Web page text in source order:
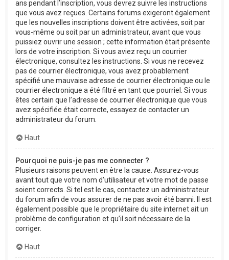
ans pendant l’inscription, vous devrez suivre les instructions
que vous avez reçues. Certains forums exigeront également
que les nouvelles inscriptions doivent être activées, soit par
vous-même ou soit par un administrateur, avant que vous
puissiez ouvrir une session ; cette information était présente
lors de votre inscription. Si vous aviez reçu un courrier
électronique, consultez les instructions. Si vous ne recevez
pas de courrier électronique, vous avez probablement
spécifié une mauvaise adresse de courrier électronique ou le
courrier électronique a été filtré en tant que pourriel. Si vous
êtes certain que l’adresse de courrier électronique que vous
avez spécifiée était correcte, essayez de contacter un
administrateur du forum.
Haut
Pourquoi ne puis-je pas me connecter ?
Plusieurs raisons peuvent en être la cause. Assurez-vous
avant tout que votre nom d’utilisateur et votre mot de passe
soient corrects. Si tel est le cas, contactez un administrateur
du forum afin de vous assurer de ne pas avoir été banni. Il est
également possible que le propriétaire du site internet ait un
problème de configuration et qu’il soit nécessaire de la
corriger.
Haut